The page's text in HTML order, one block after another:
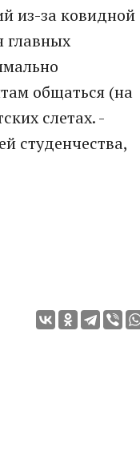
из-за ковидной
главных
общаться (на
слетах. -
студенчества,